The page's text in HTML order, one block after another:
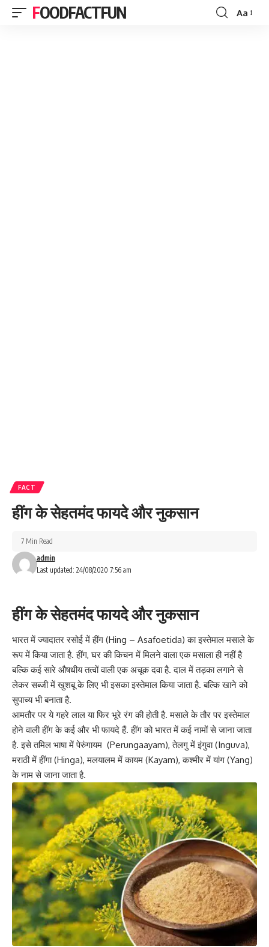
FOODFACTFUN
Font
Aa
FACT
हींग के सेहतमंद फायदे और नुकसान
Last updated: 24/08/2020 7:56 am
admin
7 Min Read
हींग के सेहतमंद फायदे और नुकसान
भारत में ज्यादातर रसोई में हींग (Hing – Asafoetida) का इस्तेमाल मसाले के
रूप में किया जाता है. हींग, घर की किचन में मिलने वाला एक मसाला ही नहीं है
बल्कि कई सारे औषधीय तत्वों वाली एक अचूक दवा है. दाल में तड़का लगाने से
लेकर सब्जी में खुशबू के लिए भी इसका इस्तेमाल किया जाता है. बल्कि खाने को
सुपाच्य भी बनाता है.
आमतौर पर ये गहरे लाल या फिर भूरे रंग की होती है. मसाले के तौर पर इस्तेमाल
होने वाली हींग के कई और भी फायदे हैं.हींगको भारत में कई नामों से जाना जाता
है. इसे तमिल भाषा में पेरुंगायम (Perungaayam), तेलगु में इंगुवा (Inguva),
मराठी में हींगा (Hinga), मलयालम में कायम (Kayam), कश्मीर में यांग (Yang)
के नाम से जाना जाता है.